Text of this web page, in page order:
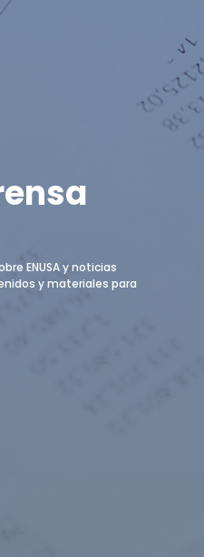
ENUSA y noticias
y materiales para